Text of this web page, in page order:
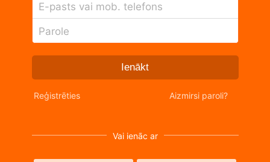
E-pasts vai mob. telefons
Parole
Ienākt
Reģistrēties Aizmirsi paroli?
Vai ienāc ar